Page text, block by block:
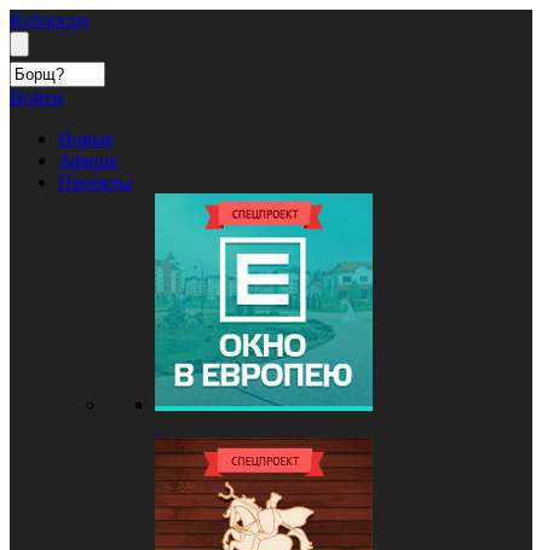
Кублог.ру
Войти
Новые
Афиша
Проекты